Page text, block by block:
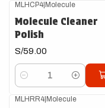
MLHCP4| Molecule
Molecule Cleaner
Polish
S/59.00
Cantidad
MLHRR4| Molecule